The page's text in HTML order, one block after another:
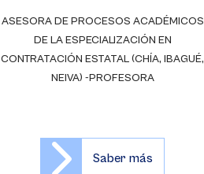
ASESORA DE PROCESOS ACADÉMICOS
DE LA ESPECIALIZACIÓN EN
CONTRATACIÓN ESTATAL (CHÍA, IBAGUÉ,
NEIVA) -PROFESORA
Saber más